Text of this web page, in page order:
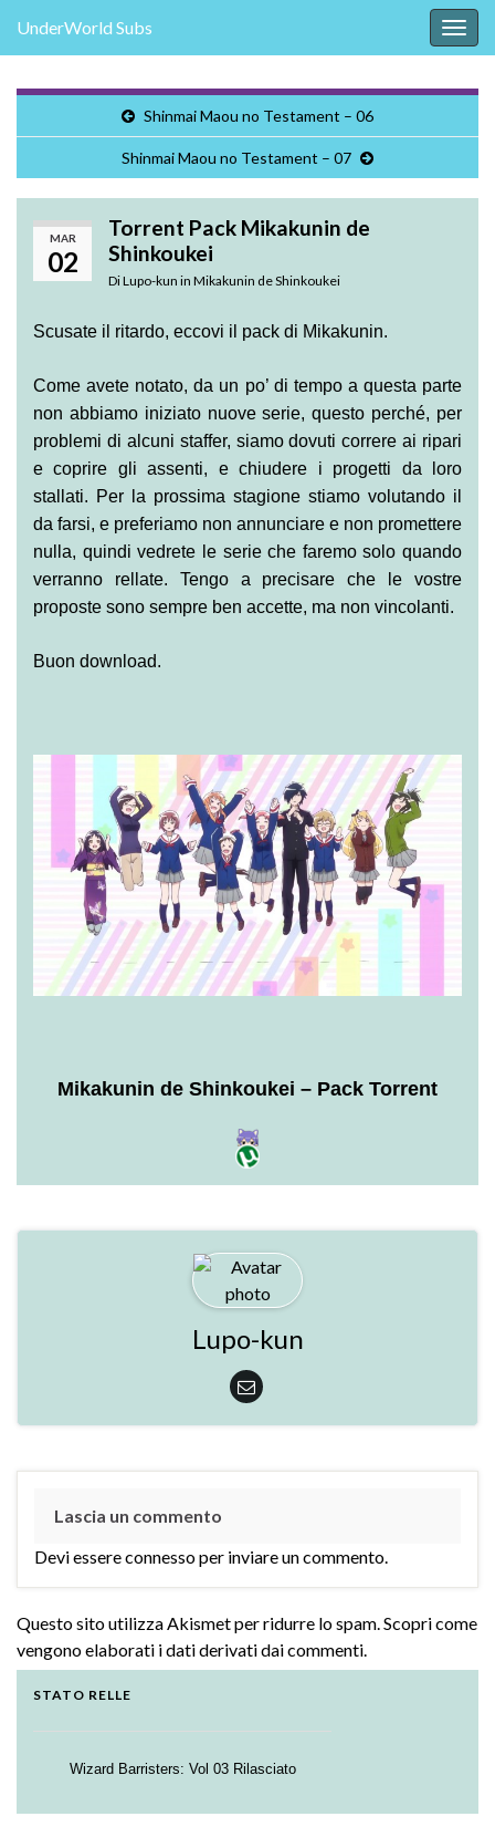
la
UnderWorld Subs
Shinmai Maou no Testament – 06
Shinmai Maou no Testament – 07
MAR
02
Torrent Pack Mikakunin de
Shinkoukei
DiLupo-kun in Mikakunin de Shinkoukei
Scusate il ritardo, eccovi il pack di Mikakunin.
Come avete notato, da un po’ di tempo a questa parte
non abbiamo iniziato nuove serie, questo perché, per
problemi di alcuni staffer, siamo dovuti correre ai ripari
e coprire gli assenti, e chiudere i progetti da loro
stallati. Per la prossima stagione stiamo volutando il
da farsi, e preferiamo non annunciare e non promettere
nulla, quindi vedrete le serie che faremo solo quando
verranno rellate. Tengo a precisare che le vostre
proposte sono sempre ben accette, ma non vincolanti.
Buon download.
Mikakunin de Shinkoukei – Pack Torrent
Lupo-kun
Lascia un commento
Devi essereconnessoper inviare un commento.
Questo sito utilizza Akismet per ridurre lo spam.Scopri come
vengono elaborati i dati derivati dai commenti.
STATO RELLE
Wizard Barristers: Vol 03 Rilasciato